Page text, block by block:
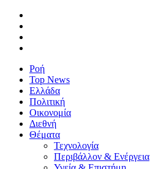
Ροή
Top News
Ελλάδα
Πολιτική
Οικονομία
Διεθνή
Θέματα
Τεχνολογία
Περιβάλλον & Ενέργεια